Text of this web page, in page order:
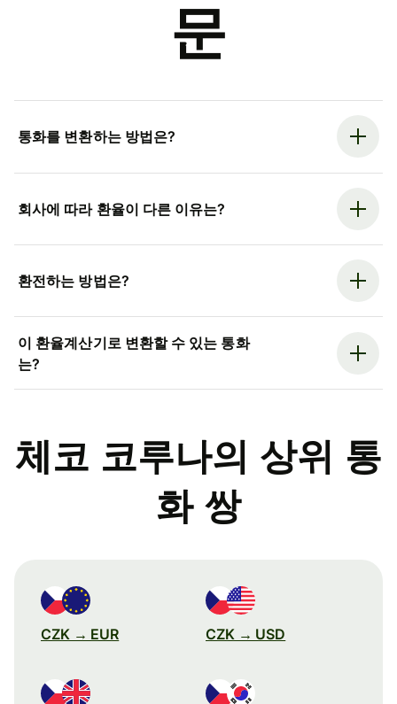
문
통화를 변환하는 방법은?
회사에 따라 환율이 다른 이유는?
환전하는 방법은?
이 환율계산기로 변환할 수 있는 통화
는?
체코 코루나의 상위 통
화 쌍
CZK → EUR CZK → USD